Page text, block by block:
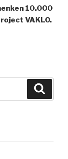
10.000
VAKLO.